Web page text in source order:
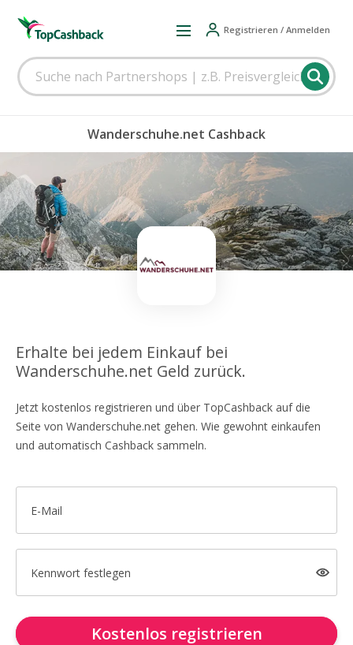
Registrieren / Anmelden
Wanderschuhe.net Cashback
Erhalte bei jedem Einkauf bei
Wanderschuhe.net Geld zurück.
Jetzt kostenlos registrieren und über TopCashback auf die
Seite von Wanderschuhe.net gehen. Wie gewohnt einkaufen
und automatisch Cashback sammeln.
E-Mail
Kennwort festlegen
Kostenlos registrieren